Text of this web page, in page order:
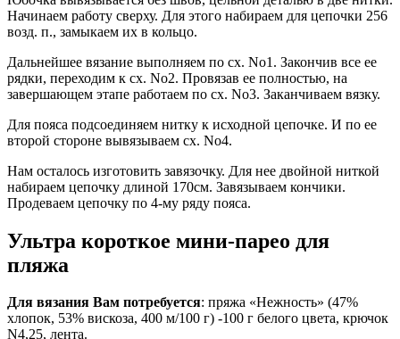
Начинаем работу сверху. Для этого набираем для цепочки 256
возд. п., замыкаем их в кольцо.
Дальнейшее вязание выполняем по сх. No1. Закончив все ее
рядки, переходим к сх. No2. Провязав ее полностью, на
завершающем этапе работаем по сх. No3. Заканчиваем вязку.
Для пояса подсоединяем нитку к исходной цепочке. И по ее
второй стороне вывязываем сх. No4.
Нам осталось изготовить завязочку. Для нее двойной ниткой
набираем цепочку длиной 170см. Завязываем кончики.
Продеваем цепочку по 4-му ряду пояса.
Ультра короткое мини-парео для
пляжа
Для вязания Вам потребуется: пряжа «Нежность» (47%
хлопок, 53% вискоза, 400 м/100 г) -100 г белого цвета, крючок
N4,25, лента.